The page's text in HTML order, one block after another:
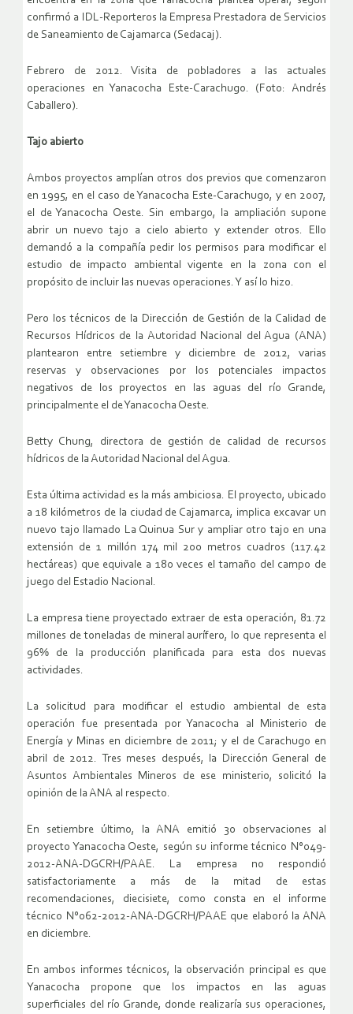
confirmó a IDL-Reporteros la Empresa Prestadora de Servicios
de Saneamiento de Cajamarca (Sedacaj).
Febrero de 2012. Visita de pobladores a las actuales
operaciones en Yanacocha Este-Carachugo. (Foto: Andrés
Caballero).
Tajo abierto
Ambos proyectos amplían otros dos previos que comenzaron
en 1995, en el caso de Yanacocha Este-Carachugo, y en 2007,
el de Yanacocha Oeste. Sin embargo, la ampliación supone
abrir un nuevo tajo a cielo abierto y extender otros. Ello
demandó a la compañía pedir los permisos para modificar el
estudio de impacto ambiental vigente en la zona con el
propósito de incluir las nuevas operaciones. Y así lo hizo.
Pero los técnicos de la Dirección de Gestión de la Calidad de
Recursos Hídricos de la Autoridad Nacional del Agua (ANA)
plantearon entre setiembre y diciembre de 2012, varias
reservas y observaciones por los potenciales impactos
negativos de los proyectos en las aguas del río Grande,
principalmente el de Yanacocha Oeste.
Betty Chung, directora de gestión de calidad de recursos
hídricos de la Autoridad Nacional del Agua.
Esta última actividad es la más ambiciosa. El proyecto, ubicado
a 18 kilómetros de la ciudad de Cajamarca, implica excavar un
nuevo tajo llamado La Quinua Sur y ampliar otro tajo en una
extensión de 1 millón 174 mil 200 metros cuadros (117.42
hectáreas) que equivale a 180 veces el tamaño del campo de
juego del Estadio Nacional.
La empresa tiene proyectado extraer de esta operación, 81.72
millones de toneladas de mineral aurífero, lo que representa el
96% de la producción planificada para esta dos nuevas
actividades.
La solicitud para modificar el estudio ambiental de esta
operación fue presentada por Yanacocha al Ministerio de
Energía y Minas en diciembre de 2011; y el de Carachugo en
abril de 2012. Tres meses después, la Dirección General de
Asuntos Ambientales Mineros de ese ministerio, solicitó la
opinión de la ANA al respecto.
En setiembre último, la ANA emitió 30 observaciones al
proyecto Yanacocha Oeste, según su informe técnico N°049-
2012-ANA-DGCRH/PAAE. La empresa no respondió
satisfactoriamente a más de la mitad de estas
recomendaciones, diecisiete, como consta en el informe
técnico N°062-2012-ANA-DGCRH/PAAE que elaboró la ANA
en diciembre.
En ambos informes técnicos, la observación principal es que
Yanacocha propone que los impactos en las aguas
superficiales del río Grande, donde realizaría sus operaciones,